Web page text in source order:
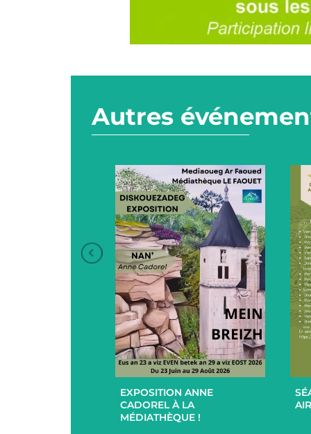
Autres
+
EXPOSITION ANNE
CADOREL À LA
MÉDIATHÈQUE !